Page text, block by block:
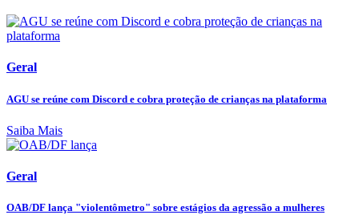
Geral
AGU se reúne com Discord e cobra proteção de crianças na plataforma
Saiba Mais
Geral
OAB/DF lança "violentômetro" sobre estágios da agressão a mulheres